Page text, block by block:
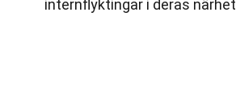
internflyktingar i deras